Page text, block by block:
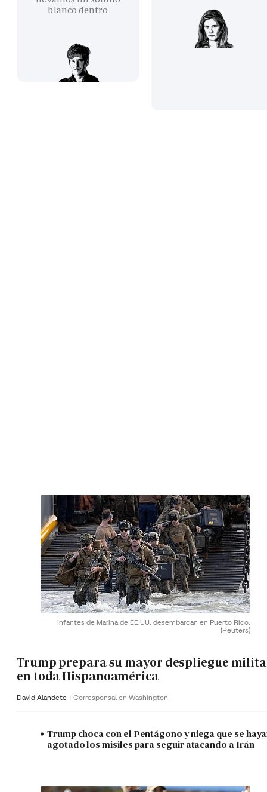
blanco dentro
Infantes de Marina de EE.UU. desembarcan en Puerto Rico.
(Reuters)
Trump prepara su mayor despliegue
en toda Hispanoamérica
David Alandete Corresponsal en Washington
Trump choca con el Pentágono y niega que se
agotado los misiles para seguir atacando a Irán